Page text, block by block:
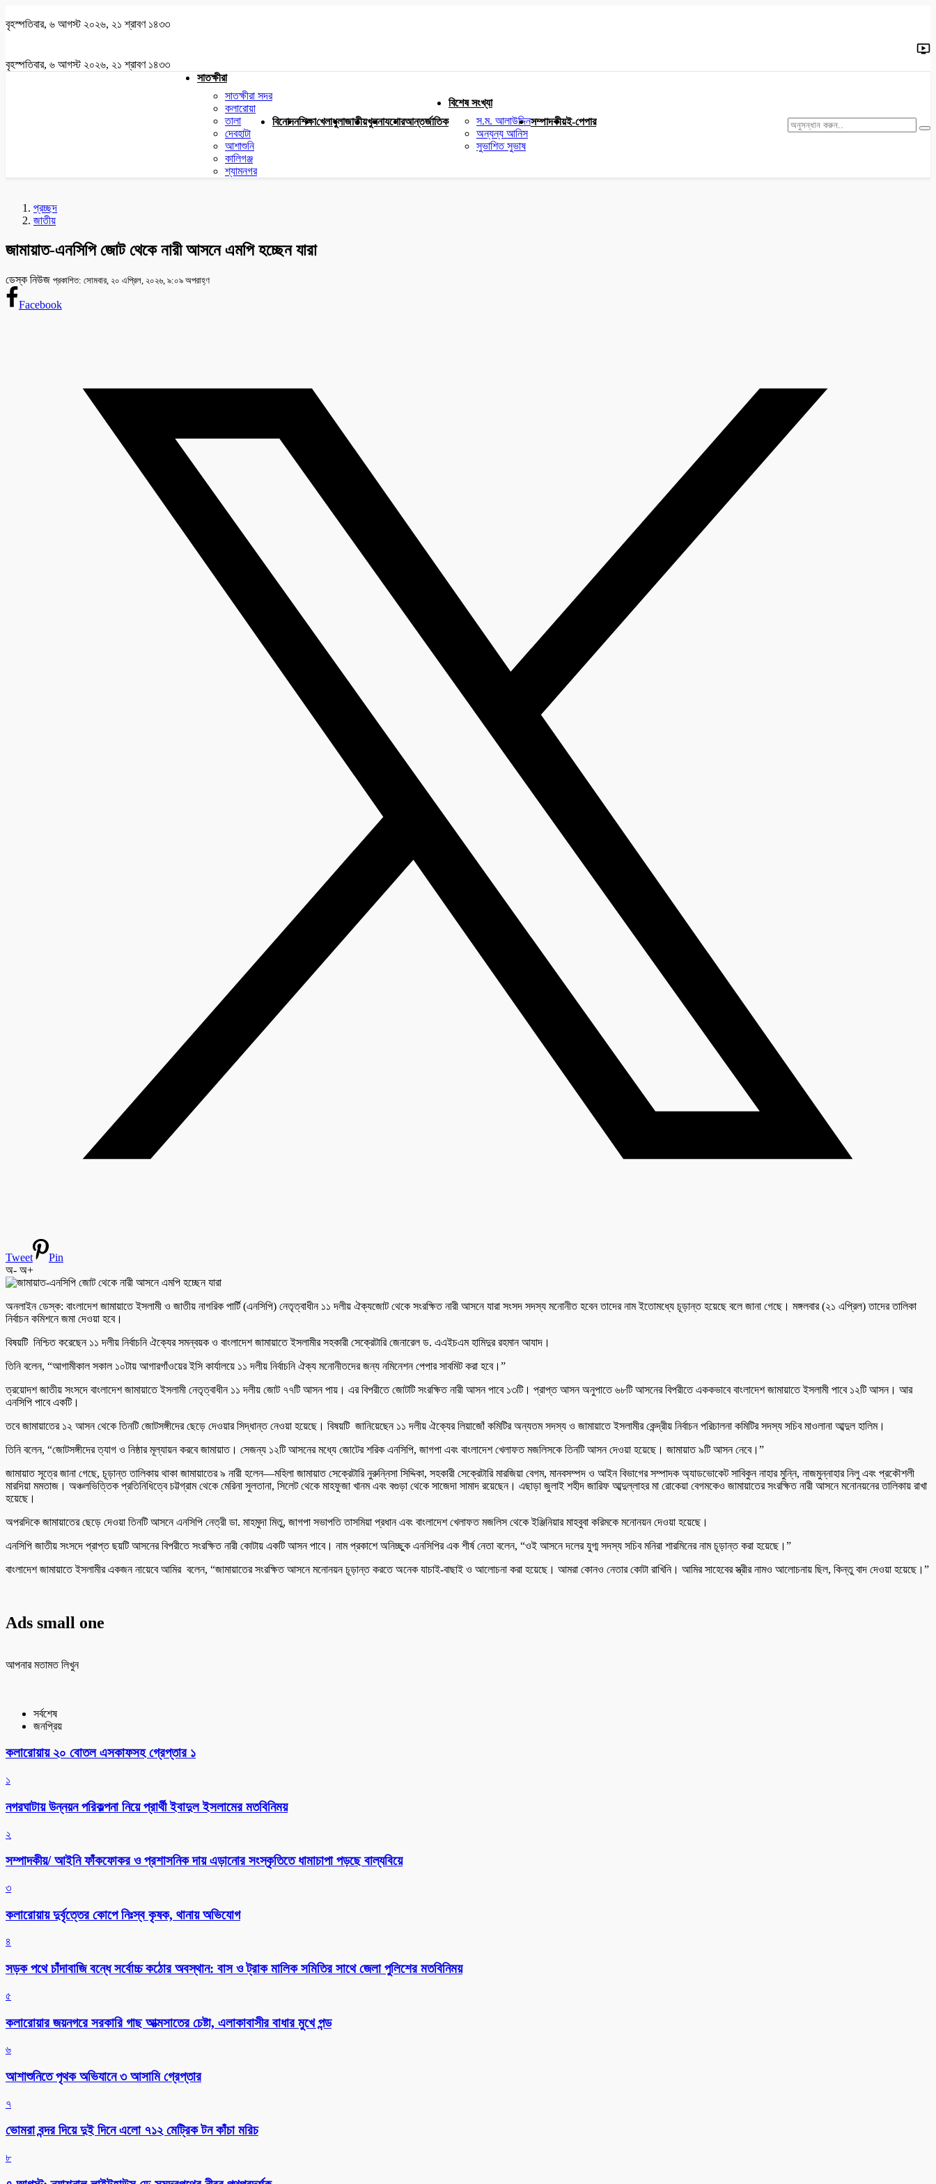
বৃহস্পতিবার, ৬ আগস্ট ২০২৬, ২১ শ্রাবণ ১৪৩৩
বৃহস্পতিবার, ৬ আগস্ট ২০২৬, ২১ শ্রাবণ ১৪৩৩
সাতক্ষীরা
সাতক্ষীরা সদর
কলারোয়া
তালা
দেবহাটা
আশাশুনি
কালিগঞ্জ
শ্যামনগর
বিনোদনশিক্ষাখেলাধুলাজাতীয়খুলনাযশোরআন্তর্জাতিক
বিশেষ সংখ্যা
স.ম. আলাউদ্দিন
অন্যন্য আনিস
সুভাশিত সুভাষ
সম্পাদকীয়ই-পেপার
প্রচ্ছদ
জাতীয়
জামায়াত-এনসিপি জোট থেকে নারী আসনে এমপি হচ্ছেন যারা
ডেস্ক নিউজ প্রকাশিত: সোমবার, ২০ এপ্রিল, ২০২৬, ৯:০৯ অপরাহ্ণ
Facebook
Tweet
Pin
অ- অ+
অনলাইন ডেস্ক: বাংলাদেশ জামায়াতে ইসলামী ও জাতীয় নাগরিক পার্টি (এনসিপি) নেতৃত্বাধীন ১১ দলীয় ঐক্যজোট থেকে সংরক্ষিত নারী আসনে যারা সংসদ সদস্য মনোনীত হবেন তাদের নাম ইতোমধ্যে চূড়ান্ত হয়েছে বলে জানা গেছে। মঙ্গলবার (২১ এপ্রিল) তাদের তালিকা
নির্বাচন কমিশনে জমা দেওয়া হবে।
বিষয়টি নিশ্চিত করেছেন ১১ দলীয় নির্বাচনি ঐক্যের সমন্বয়ক ও বাংলাদেশ জামায়াতে ইসলামীর সহকারী সেক্রেটারি জেনারেল ড. এএইচএম হামিদুর রহমান আযাদ।
তিনি বলেন, “আগামীকাল সকাল ১০টায় আগারগাঁওয়ের ইসি কার্যালয়ে ১১ দলীয় নির্বাচনি ঐক্য মনোনীতদের জন্য নমিনেশন পেপার সাবমিট করা হবে।”
ত্রয়োদশ জাতীয় সংসদে বাংলাদেশ জামায়াতে ইসলামী নেতৃত্বাধীন ১১ দলীয় জোট ৭৭টি আসন পায়। এর বিপরীতে জোটটি সংরক্ষিত নারী আসন পাবে ১৩টি। প্রাপ্ত আসন অনুপাতে ৬৮টি আসনের বিপরীতে এককভাবে বাংলাদেশ জামায়াতে ইসলামী পাবে ১২টি আসন। আর
এনসিপি পাবে একটি।
তবে জামায়াতের ১২ আসন থেকে তিনটি জোটসঙ্গীদের ছেড়ে দেওয়ার সিদ্ধান্ত নেওয়া হয়েছে। বিষয়টি জানিয়েছেন ১১ দলীয় ঐক্যের লিয়াজোঁ কমিটির অন্যতম সদস্য ও জামায়াতে ইসলামীর কেন্দ্রীয় নির্বাচন পরিচালনা কমিটির সদস্য সচিব মাওলানা আব্দুল হালিম।
তিনি বলেন, “জোটসঙ্গীদের ত্যাগ ও নিষ্ঠার মূল্যায়ন করবে জামায়াত। সেজন্য ১২টি আসনের মধ্যে জোটের শরিক এনসিপি, জাগপা এবং বাংলাদেশ খেলাফত মজলিসকে তিনটি আসন দেওয়া হয়েছে। জামায়াত ৯টি আসন নেবে।”
জামায়াত সূত্রে জানা গেছে, চূড়ান্ত তালিকায় থাকা জামায়াতের ৯ নারী হলেন—মহিলা জামায়াত সেক্রেটারি নুরুন্নিসা সিদ্দিকা, সহকারী সেক্রেটারি মারজিয়া বেগম, মানবসম্পদ ও আইন বিভাগের সম্পাদক অ্যাডভোকেট সাবিকুন নাহার মুন্নি, নাজমুন্নাহার নিলু এবং প্রকৌশলী
মারদিয়া মমতাজ। অঞ্চলভিত্তিক প্রতিনিধিত্বে চট্টগ্রাম থেকে মেরিনা সুলতানা, সিলেট থেকে মাহফুজা খানম এবং বগুড়া থেকে সাজেদা সামাদ রয়েছেন। এছাড়া জুলাই শহীদ জারিফ আব্দুল্লাহর মা রোকেয়া বেগমকেও জামায়াতের সংরক্ষিত নারী আসনে মনোনয়নের তালিকায় রাখা
হয়েছে।
অপরদিকে জামায়াতের ছেড়ে দেওয়া তিনটি আসনে এনসিপি নেত্রী ডা. মাহমুদা মিতু, জাগপা সভাপতি তাসমিয়া প্রধান এবং বাংলাদেশ খেলাফত মজলিস থেকে ইঞ্জিনিয়ার মাহবুবা করিমকে মনোনয়ন দেওয়া হয়েছে।
এনসিপি জাতীয় সংসদে প্রাপ্ত ছয়টি আসনের বিপরীতে সংরক্ষিত নারী কোটায় একটি আসন পাবে। নাম প্রকাশে অনিচ্ছুক এনসিপির এক শীর্ষ নেতা বলেন, “ওই আসনে দলের যুগ্ম সদস্য সচিব মনিরা শারমিনের নাম চূড়ান্ত করা হয়েছে।”
বাংলাদেশ জামায়াতে ইসলামীর একজন নায়েবে আমির বলেন, “জামায়াতের সংরক্ষিত আসনে মনোনয়ন চূড়ান্ত করতে অনেক যাচাই-বাছাই ও আলোচনা করা হয়েছে। আমরা কোনও নেতার কোটা রাখিনি। আমির সাহেবের স্ত্রীর নামও আলোচনায় ছিল, কিন্তু বাদ দেওয়া হয়েছে।”
Ads small one
আপনার মতামত লিখুন
সর্বশেষ
জনপ্রিয়
কলারোয়ায় ২০ বোতল এসকাফসহ গ্রেপ্তার ১
১
নগরঘাটায় উন্নয়ন পরিকল্পনা নিয়ে প্রার্থী ইবাদুল ইসলামের মতবিনিময়
২
সম্পাদকীয়/ আইনি ফাঁকফোকর ও প্রশাসনিক দায় এড়ানোর সংস্কৃতিতে ধামাচাপা পড়ছে বাল্যবিয়ে
৩
কলারোয়ায় দুর্বৃত্তের কোপে নিঃস্ব কৃষক, থানায় অভিযোগ
৪
সড়ক পথে চাঁদাবাজি বন্ধে সর্বোচ্চ কঠোর অবস্থান: বাস ও ট্রাক মালিক সমিতির সাথে জেলা পুলিশের মতবিনিময়
৫
কলারোয়ার জয়নগরে সরকারি গাছ আত্মসাতের চেষ্টা, এলাকাবাসীর বাধার মুখে পন্ড
৬
আশাশুনিতে পৃথক অভিযানে ৩ আসামি গ্রেপ্তার
৭
ভোমরা বন্দর দিয়ে দুই দিনে এলো ৭১২ মেট্রিক টন কাঁচা মরিচ
৮